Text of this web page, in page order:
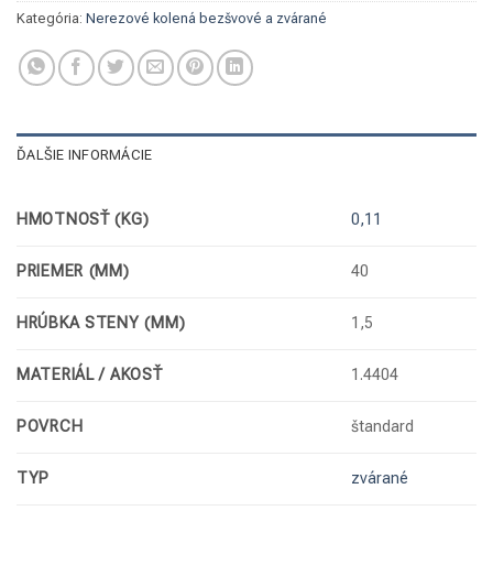
Kategória: Nerezové kolená bezšvové a zvárané
ĎALŠIE INFORMÁCIE
HMOTNOSŤ (KG) 0,11
PRIEMER (MM) 40
HRÚBKA STENY (MM) 1,5
MATERIÁL / AKOSŤ 1.4404
POVRCH štandard
TYP zvárané